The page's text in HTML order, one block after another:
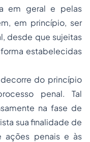
em geral e pelas
em princípio, ser
desde que sujeitas
estabelecidas
do princípio
penal. Tal
na fase de
sua finalidade de
ações penais e às